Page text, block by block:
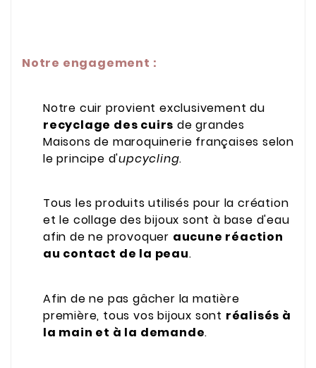
Notre engagement :
Notre cuir provient exclusivement du
recyclage des cuirs de grandes
Maisons de maroquinerie françaises selon
le principe d'upcycling.
Tous les produits utilisés pour la création
et le collage des bijoux sont à base d'eau
afin de ne provoquer aucune réaction
au contact de la peau.
Afin de ne pas gâcher la matière
première, tous vos bijoux sont réalisés à
la main et à la demande.